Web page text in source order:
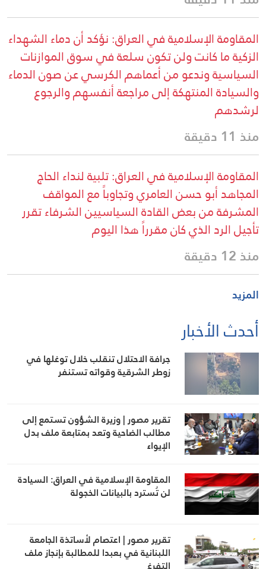
المقاومة الإسلامية في العراق: نؤكد أن دماء الشهداء
الزكية ما كانت ولن تكون سلعة في سوق الموازنات
السياسية وندعو من أعماهم الكرسي عن صون الدماء
والسيادة المنتهكة إلى مراجعة أنفسهم والرجوع
لرشدهم
منذ 11 دقيقة
المقاومة الإسلامية في العراق: تلبية لنداء الحاج
المجاهد أبو حسن العامري وتجاوباً مع المواقف
المشرفة من بعض القادة السياسيين الشرفاء تقرر
تأجيل الرد الذي كان مقرراً هذا اليوم
منذ 12 دقيقة
المزيد
أحدث الأخبار
جرافة الاحتلال تنقلب خلال توغلها في
زوطر الشرقية وقواته تستنفر
تقرير مصور | وزيرة الشؤون تستمع إلى
مطالب الضاحية وتعد بمتابعة ملف بدل
الإيواء
المقاومة الإسلامية في العراق: السيادة
لن تُسترد بالبيانات الخجولة
تقرير مصور | اعتصام لأساتذة الجامعة
اللبنانية في بعبدا للمطالبة بإنجاز ملف